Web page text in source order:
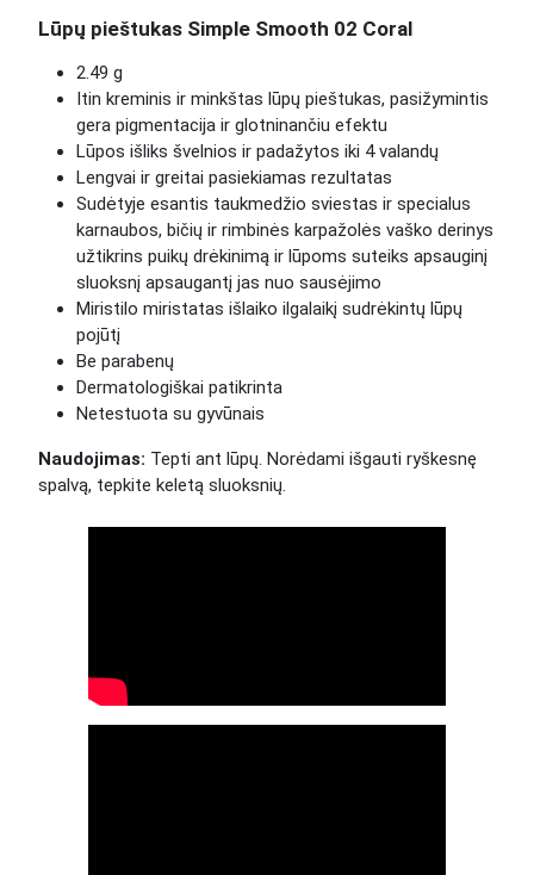
Lūpų pieštukas Simple Smooth 02 Coral
2.49 g
Itin kreminis ir minkštas lūpų pieštukas, pasižymintis
gera pigmentacija ir glotninančiu efektu
Lūpos išliks švelnios ir padažytos iki 4 valandų
Lengvai ir greitai pasiekiamas rezultatas
Sudėtyje esantis taukmedžio sviestas ir specialus
karnaubos, bičių ir rimbinės karpažolės vaško derinys
užtikrins puikų drėkinimą ir lūpoms suteiks apsauginį
sluoksnį apsaugantį jas nuo sausėjimo
Miristilo miristatas išlaiko ilgalaikį sudrėkintų lūpų
pojūtį
Be parabenų
Dermatologiškai patikrinta
Netestuota su gyvūnais
Naudojimas: Tepti ant lūpų. Norėdami išgauti ryškesnę
spalvą, tepkite keletą sluoksnių.